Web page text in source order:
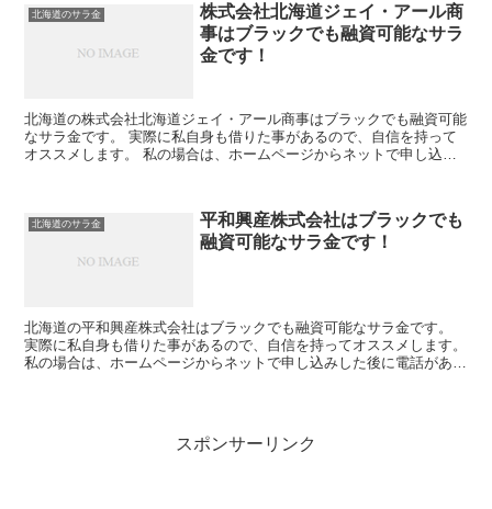
北海道のサラ金
株式会社北海道ジェイ・アール商
事はブラックでも融資可能なサラ
金です！
北海道の株式会社北海道ジェイ・アール商事はブラックでも融資可能
なサラ金です。 実際に私自身も借りた事があるので、自信を持って
オススメします。 私の場合は、ホームページからネットで申し込み
北海道のサラ金
平和興産株式会社はブラックでも
融資可能なサラ金です！
北海道の平和興産株式会社はブラックでも融資可能なサラ金です。
実際に私自身も借りた事があるので、自信を持ってオススメします。
私の場合は、ホームページからネットで申し込みした後に電話があ
スポンサーリンク